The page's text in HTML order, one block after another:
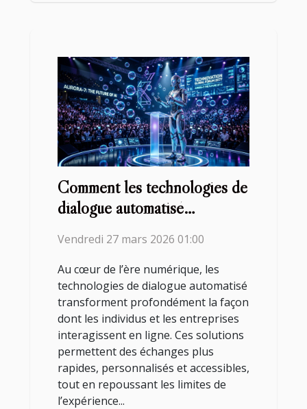
Comment les technologies de
dialogue automatisé
l'interaction en ligne ?
Vendredi 27 mars 2026 01:00
Au cœur de l’ère numérique, les
technologies de dialogue automatisé
transforment profondément la façon
dont les individus et les entreprises
interagissent en ligne. Ces solutions
permettent des échanges plus
rapides, personnalisés et accessibles,
tout en repoussant les limites de
l’expérience...